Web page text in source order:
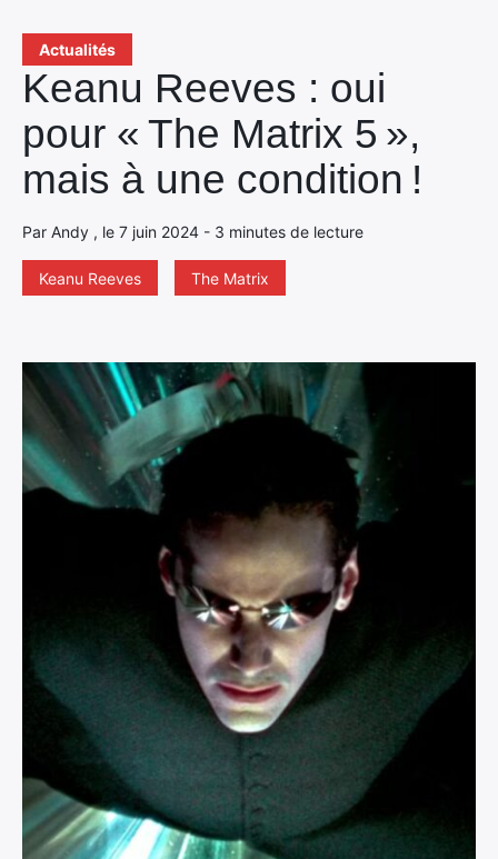
Actualités
Keanu Reeves : oui
pour « The Matrix 5 »,
mais à une condition !
Par Andy , le 7 juin 2024 - 3 minutes de lecture
Keanu Reeves The Matrix